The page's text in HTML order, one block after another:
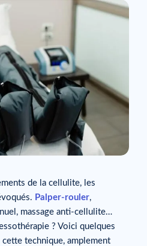
de la cellulite, les
Palper-rouler,
massage anti-cellulite…
? Voici quelques
technique, amplement